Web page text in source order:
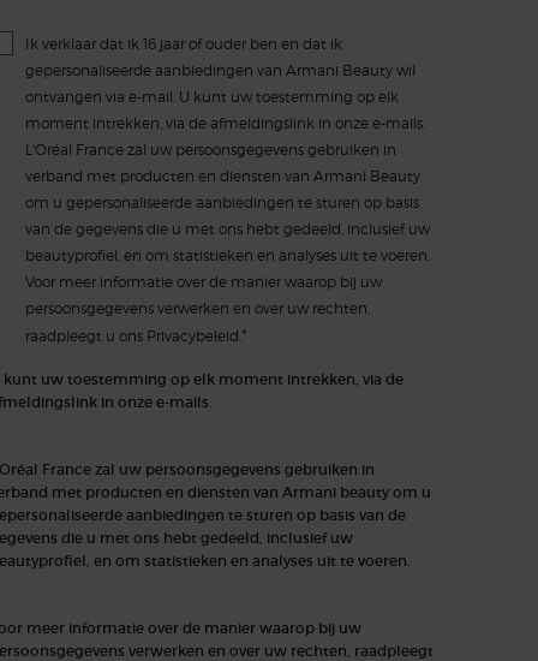
Ik verklaar dat ik 16 jaar of ouder ben en dat ik
gepersonaliseerde aanbiedingen van Armani Beauty wil
ontvangen via e-mail. U kunt uw toestemming op elk
moment intrekken, via de afmeldingslink in onze e-mails.
L'Oréal France zal uw persoonsgegevens gebruiken in
verband met producten en diensten van Armani Beauty
om u gepersonaliseerde aanbiedingen te sturen op basis
van de gegevens die u met ons hebt gedeeld, inclusief uw
beautyprofiel, en om statistieken en analyses uit te voeren.
Voor meer informatie over de manier waarop bij uw
persoonsgegevens verwerken en over uw rechten,
raadpleegt u ons Privacybeleid. *
kunt uw toestemming op elk moment intrekken, via de
in onze e-mails.
France zal uw persoonsgegevens gebruiken in
met producten en diensten van Armani beauty om u
aanbiedingen te sturen op basis van de
die u met ons hebt gedeeld, inclusief uw
en om statistieken en analyses uit te voeren.
meer informatie over de manier waarop bij uw
verwerken en over uw rechten, raadpleegt